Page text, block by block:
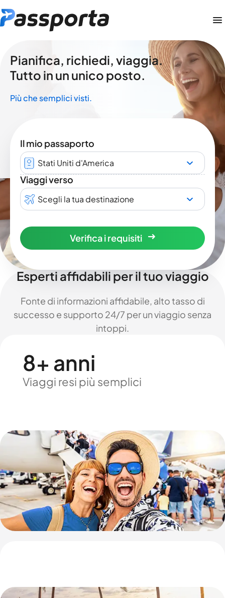
Pianifica, richiedi, viaggia.
Tutto in un unico posto.
Più che semplici visti.
Il mio passaporto
Stati Uniti d'America
Viaggi verso
Scegli la tua destinazione
Verifica i requisiti
Esperti affidabili per il tuo viaggio
Fonte di informazioni affidabile, alto tasso di
successo e supporto 24/7 per un viaggio senza
intoppi.
8+ anni
Viaggi resi più semplici